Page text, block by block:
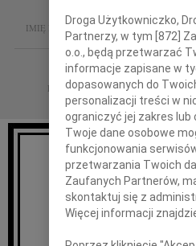
IMIĘ I NAZWISKO:
REGION: Warszawa
DATA EMISJI: 14.05.2010
Droga Użytkowniczko,
Partnerzy, w tym [872]
o.o., będą przetwarzać
informacje zapisane w
dopasowanych do
personalizacji treści w
ograniczyć jej zakres lub
Twoje dane osobowe
funkcjonowania
przetwarzania Twoich
Zaufanych Partnerów,
skontaktuj się z
Więcej informacji